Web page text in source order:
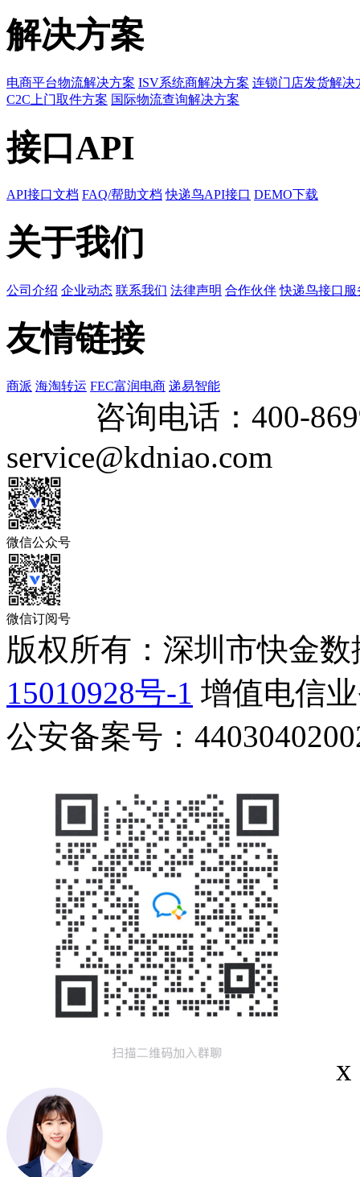
解决方案
电商平台物流解决方案 ISV系统商解决方案 连锁门店发货解决
C2C上门取件方案 国际物流查询解决方案
接口API
API接口文档 FAQ/帮助文档 快递鸟API接口 DEMO下载
关于我们
公司介绍 企业动态 联系我们 法律声明 合作伙伴 快递鸟接口服
友情链接
商派 海淘转运 FEC富润电商 递易智能
咨询电话： 400-
service@kdniao.com
微信公众号
微信订阅号
版权所有：深圳市快金
15010928号-1 增值电信
公安备案号：
x